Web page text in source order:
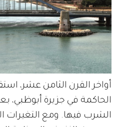
أواخر القرن الثامن عشر،
الحاكمة في جزيرة أبوظبي،
الشرب فيها. ومع التغيرات